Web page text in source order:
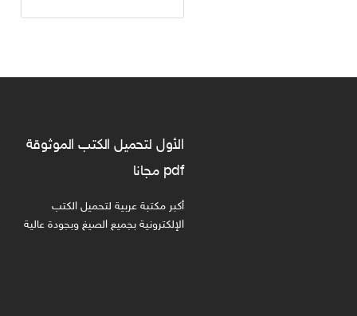
الأول لتحميل الكتب الموثوقة
pdf مجانا
أكبر مكتبة عربية لتحميل الكتب
الإلكترونية بجميع الصيغ وبجودة عالية